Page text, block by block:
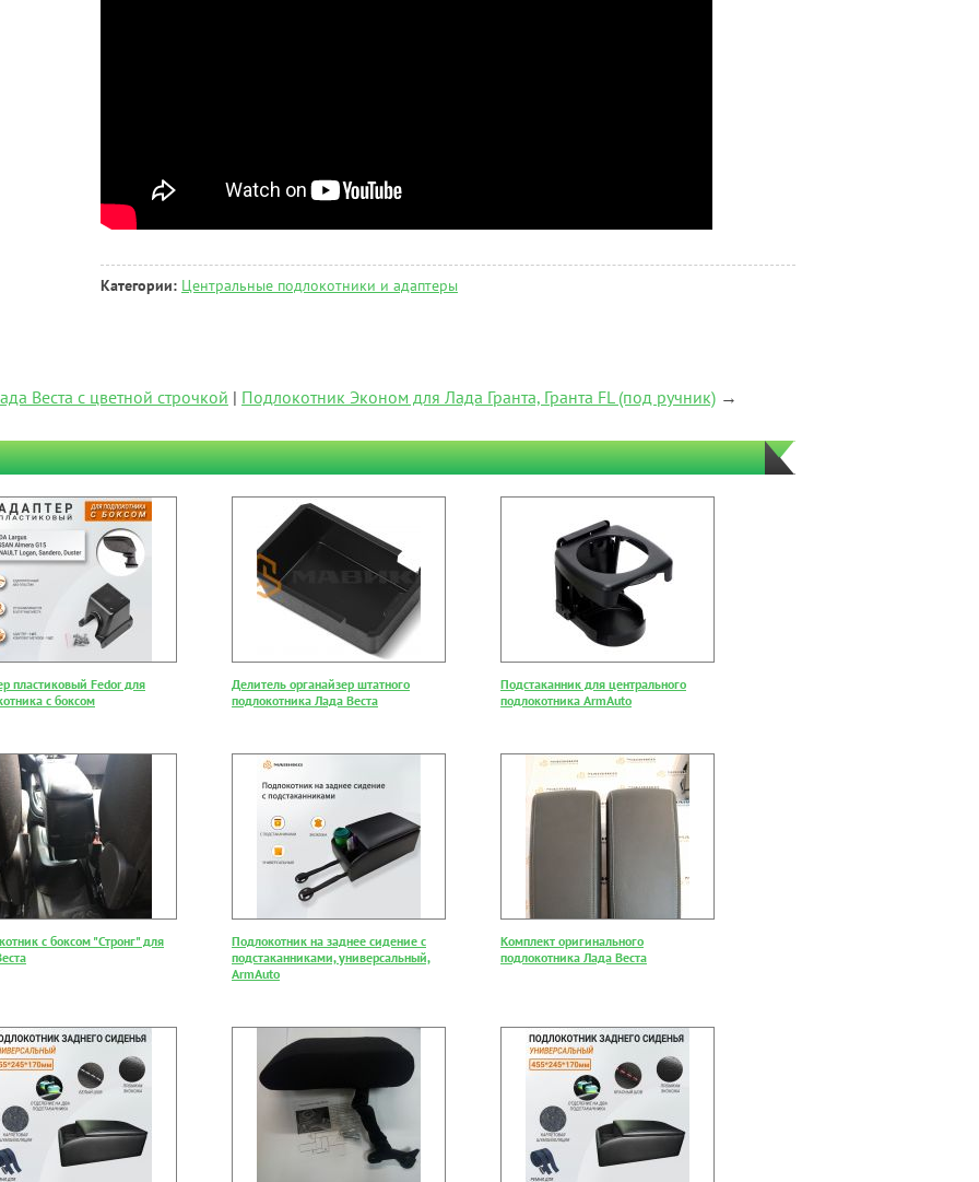
Категории: Центральные подлокотники и адаптеры
Веста с цветной строчкой | Подлокотник Эконом для Лада Гранта, Гранта FL (под ручник) →
пластиковый Fedor для
с боксом
Делитель органайзер штатного
подлокотника Лада Веста
Подстаканник для центрального
подлокотника ArmAuto
с боксом "Стронг" для
Подлокотник на заднее сидение с
подстаканниками, универсальный,
ArmAuto
Комплект оригинального
подлокотника Лада Веста